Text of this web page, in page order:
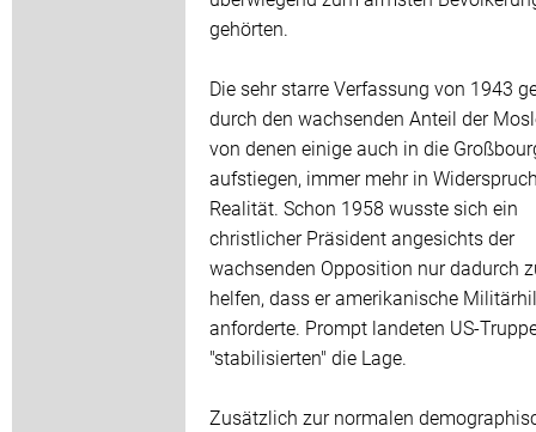
gehörten.
Die sehr starre Verfassung von 1943
durch den wachsenden Anteil der
von denen einige auch in die
aufstiegen, immer mehr in
Realität. Schon 1958 wusste sich ein
christlicher Präsident angesichts der
wachsenden Opposition nur dadurch
helfen, dass er amerikanische
anforderte. Prompt landeten US-
"stabilisierten" die Lage.
Zusätzlich zur normalen